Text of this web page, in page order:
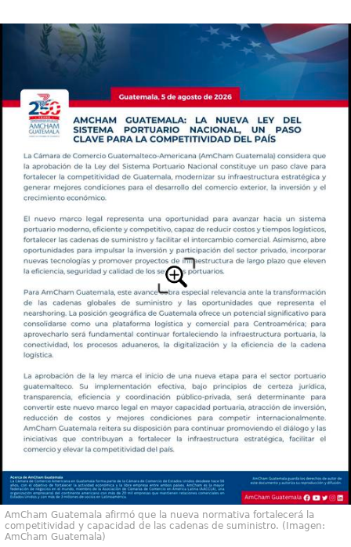
AmCham Guatemala afirmó que la nueva normativa fortalecerá la
competitividad y capacidad de las cadenas de suministro. (Imagen:
AmCham Guatemala)